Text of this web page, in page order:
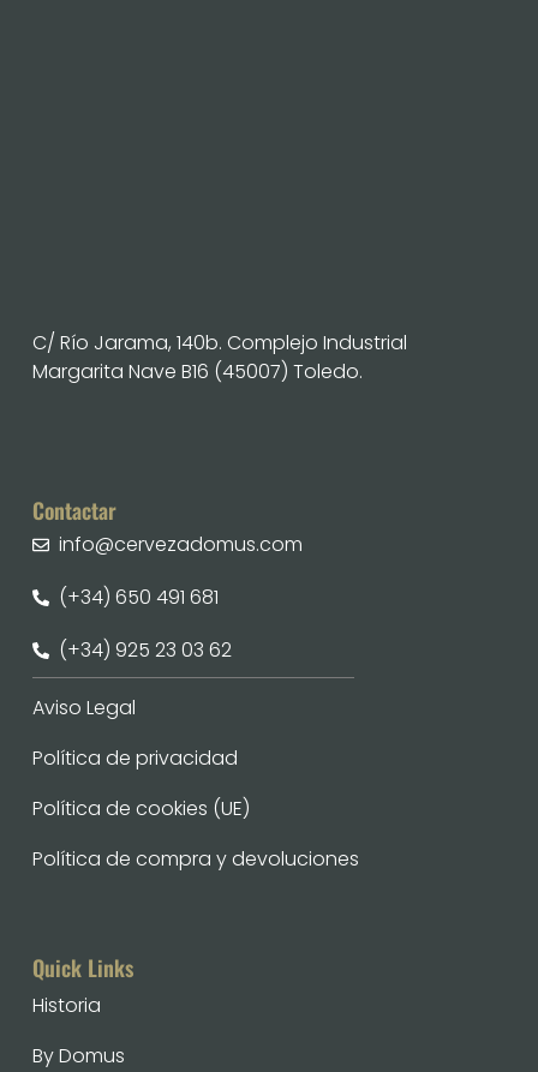
Quick Links
Historia
By Domus
Contactar
info@cervezadomus.com
(+34) 650 491 681
(+34) 925 23 03 62
Aviso Legal
Política de privacidad
Política de cookies (UE)
Política de compra y devoluciones
C/ Río Jarama, 140b. Complejo Industrial
Margarita Nave B16 (45007) Toledo.